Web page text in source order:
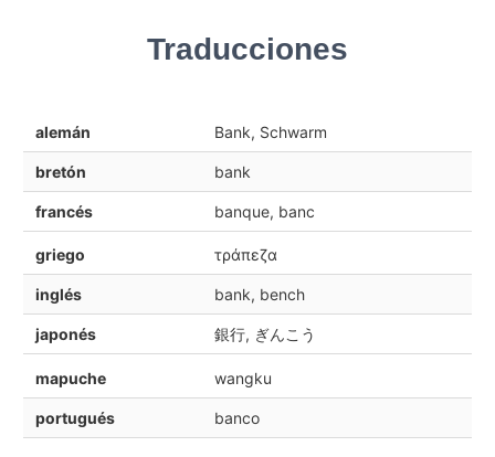
Traducciones
alemán Bank, Schwarm
bretón bank
francés banque, banc
griego τράπεζα
inglés bank, bench
japonés 銀行, ぎんこう
mapuche wangku
portugués banco